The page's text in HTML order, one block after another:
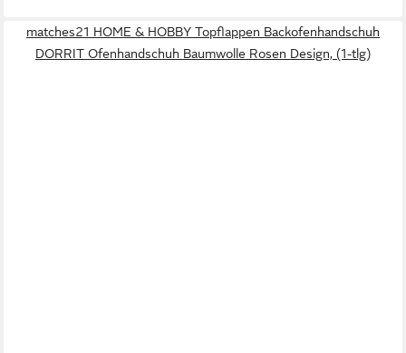
matches21 HOME & HOBBY Topflappen Backofenhandschuh
DORRIT Ofenhandschuh Baumwolle Rosen Design, (1-tlg)